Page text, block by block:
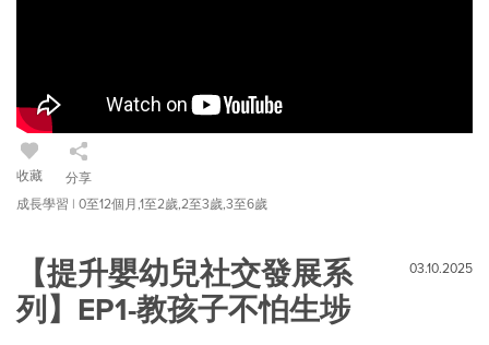
收藏
分享
成長學習 | 0至12個月,1至2歲,2至3歲,3至6歲
【提升嬰幼兒社交發展系
列】EP1-教孩子不怕生埗
03.10.2025